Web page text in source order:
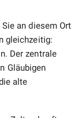
an diesem Ort
gleichzeitig:
Der zentrale
Gläubigen
alte